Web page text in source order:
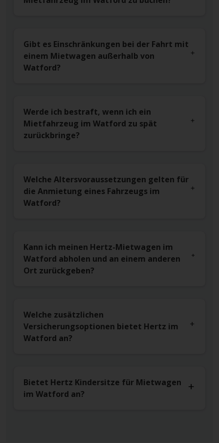
Gibt es Einschränkungen bei der Fahrt mit
einem Mietwagen außerhalb von
Watford?
Werde ich bestraft, wenn ich ein
Mietfahrzeug im Watford zu spät
zurückbringe?
Welche Altersvoraussetzungen gelten für
die Anmietung eines Fahrzeugs im
Watford?
Kann ich meinen Hertz-Mietwagen im
Watford abholen und an einem anderen
Ort zurückgeben?
Welche zusätzlichen
Versicherungsoptionen bietet Hertz im
Watford an?
Bietet Hertz Kindersitze für Mietwagen
im Watford an?